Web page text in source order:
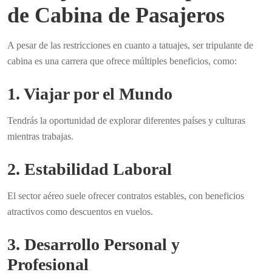
de Cabina de Pasajeros
A pesar de las restricciones en cuanto a tatuajes, ser tripulante de
cabina es una carrera que ofrece múltiples beneficios, como:
1. Viajar por el Mundo
Tendrás la oportunidad de explorar diferentes países y culturas
mientras trabajas.
2. Estabilidad Laboral
El sector aéreo suele ofrecer contratos estables, con beneficios
atractivos como descuentos en vuelos.
3. Desarrollo Personal y
Profesional